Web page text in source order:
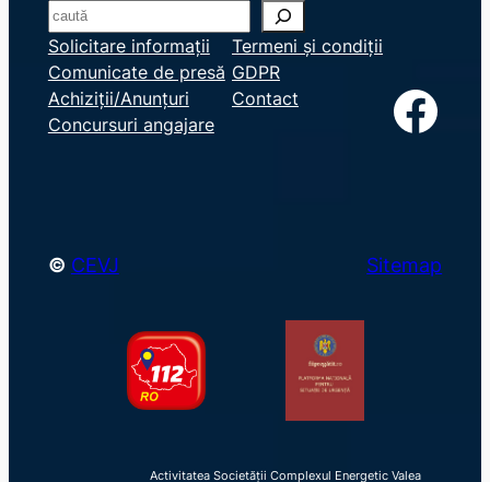
S
e
a
r
c
Solicitare informații
Comunicate de presă
Achiziții/Anunțuri
Concursuri angajare
Termeni și condiții
GDPR
Contact
Facebook
© CEVJ Sitemap
Activitatea Societății Complexul Energetic Valea